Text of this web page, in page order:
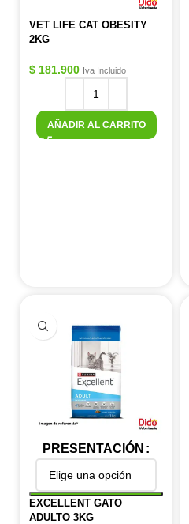
VET LIFE CAT OBESITY
2KG
$ 181.900 Iva Incluido
AÑADIR AL CARRITO
PRESENTACIÓN
EXCELLENT GATO
ADULTO 3KG